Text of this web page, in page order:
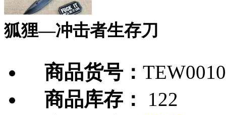
狐狸—冲击者生存刀
商品货号：
商品库存：
122